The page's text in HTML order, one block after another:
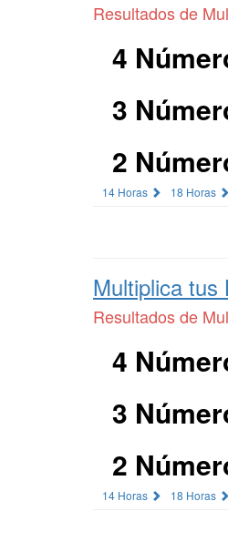
Resultados de
4
3
2
14 Horas 18 Horas
Multiplica tus
Resultados de
4
3
2
14 Horas 18 Horas